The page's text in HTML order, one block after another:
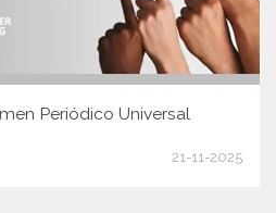
Periódico Universal
21-11-2025